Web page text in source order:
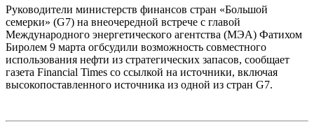
Руководители министерств финансов стран «Большой
семерки» (G7) на внеочередной встрече с главой
Международного энергетического агентства (МЭА) Фатихом
Биролем 9 марта огбсудили возможность совместного
использования нефти из стратегических запасов, сообщает
газета Financial Times со ссылкой на источники, включая
высокопоставленного источника из одной из стран G7.